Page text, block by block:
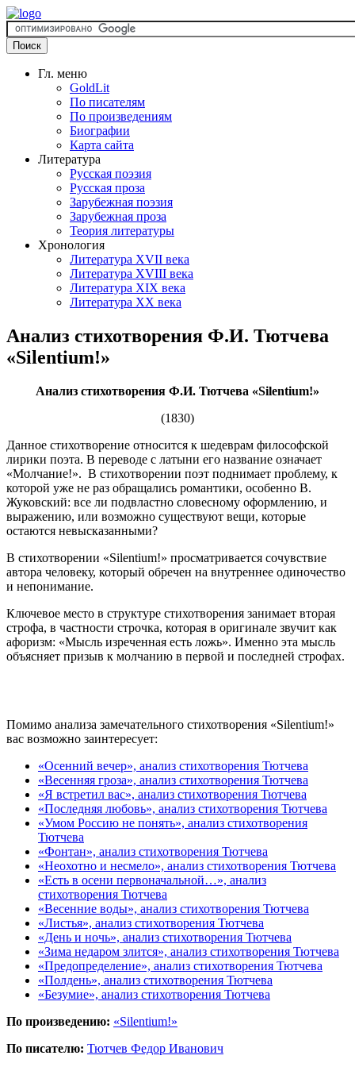
Гл. меню
GoldLit
По писателям
По произведениям
Биографии
Карта сайта
Литература
Русская поэзия
Русская проза
Зарубежная поэзия
Зарубежная проза
Теория литературы
Хронология
Литература XVII века
Литература XVIII века
Литература XIX века
Литература XX века
Анализ стихотворения Ф.И. Тютчева
«Silentium!»
Анализ стихотворения Ф.И. Тютчева «Silentium!»
(1830)
Данное стихотворение относится к шедеврам философской
лирики поэта. В переводе с латыни его название означает
«Молчание!». В стихотворении поэт поднимает проблему, к
которой уже не раз обращались романтики, особенно В.
Жуковский: все ли подвластно словесному оформлению, и
выражению, или возможно существуют вещи, которые
остаются невысказанными?
В стихотворении «Silentium!» просматривается сочувствие
автора человеку, который обречен на внутреннее одиночество
и непонимание.
Ключевое место в структуре стихотворения занимает вторая
строфа, в частности строчка, которая в оригинале звучит как
афоризм: «Мысль изреченная есть ложь». Именно эта мысль
объясняет призыв к молчанию в первой и последней строфах.
Помимо анализа замечательного стихотворения «Silentium!»
вас возможно заинтересует:
«Осенний вечер», анализ стихотворения Тютчева
«Весенняя гроза», анализ стихотворения Тютчева
«Я встретил вас», анализ стихотворения Тютчева
«Последняя любовь», анализ стихотворения Тютчева
«Умом Россию не понять», анализ стихотворения
Тютчева
«Фонтан», анализ стихотворения Тютчева
«Неохотно и несмело», анализ стихотворения Тютчева
«Есть в осени первоначальной…», анализ
стихотворения Тютчева
«Весенние воды», анализ стихотворения Тютчева
«Листья», анализ стихотворения Тютчева
«День и ночь», анализ стихотворения Тютчева
«Зима недаром злится», анализ стихотворения Тютчева
«Предопределение», анализ стихотворения Тютчева
«Полдень», анализ стихотворения Тютчева
«Безумие», анализ стихотворения Тютчева
По произведению: «Silentium!»
По писателю: Тютчев Федор Иванович